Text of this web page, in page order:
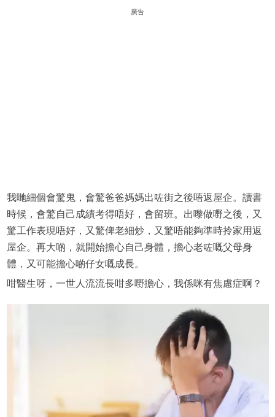
廣告
我哋細個會驚鬼，會驚爸爸媽媽出咗街之後唔返屋企。讀書
時候，會驚自己成績考得唔好，會留班。出嚟做嘢之後，又
驚工作表現唔好，又驚俾老細炒，又驚唔能夠準時拎家用返
屋企。再大啲，就開始擔心自己身體，擔心老咗嘅父母身
體，又可能擔心啲仔女嘅成長。
咁醫生呀，一世人流流長咁多嘢擔心，我係咪有焦慮症啊？